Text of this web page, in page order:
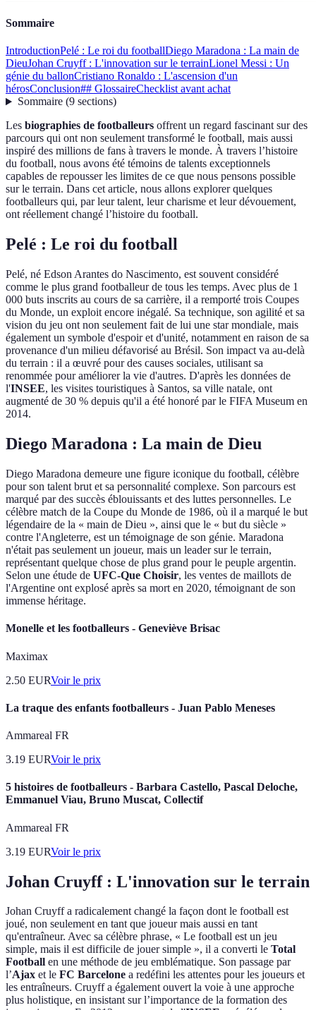
Sommaire
IntroductionPelé : Le roi du footballDiego Maradona : La main de
DieuJohan Cruyff : L'innovation sur le terrainLionel Messi : Un
génie du ballonCristiano Ronaldo : L'ascension d'un
hérosConclusion## GlossaireChecklist avant achat
Sommaire(9 sections)
Les biographies de footballeurs offrent un regard fascinant sur des
parcours qui ont non seulement transformé le football, mais aussi
inspiré des millions de fans à travers le monde. À travers l’histoire
du football, nous avons été témoins de talents exceptionnels
capables de repousser les limites de ce que nous pensons possible
sur le terrain. Dans cet article, nous allons explorer quelques
footballeurs qui, par leur talent, leur charisme et leur dévouement,
ont réellement changé l’histoire du football.
Pelé : Le roi du football
Pelé, né Edson Arantes do Nascimento, est souvent considéré
comme le plus grand footballeur de tous les temps. Avec plus de 1
000 buts inscrits au cours de sa carrière, il a remporté trois Coupes
du Monde, un exploit encore inégalé. Sa technique, son agilité et sa
vision du jeu ont non seulement fait de lui une star mondiale, mais
également un symbole d'espoir et d'unité, notamment en raison de sa
provenance d'un milieu défavorisé au Brésil. Son impact va au-delà
du terrain : il a œuvré pour des causes sociales, utilisant sa
renommée pour améliorer la vie d'autres. D'après les données de
l'INSEE, les visites touristiques à Santos, sa ville natale, ont
augmenté de 30 % depuis qu'il a été honoré par le FIFA Museum en
2014.
Diego Maradona : La main de Dieu
Diego Maradona demeure une figure iconique du football, célèbre
pour son talent brut et sa personnalité complexe. Son parcours est
marqué par des succès éblouissants et des luttes personnelles. Le
célèbre match de la Coupe du Monde de 1986, où il a marqué le but
légendaire de la « main de Dieu », ainsi que le « but du siècle »
contre l'Angleterre, est un témoignage de son génie. Maradona
n'était pas seulement un joueur, mais un leader sur le terrain,
représentant quelque chose de plus grand pour le peuple argentin.
Selon une étude de UFC-Que Choisir, les ventes de maillots de
l'Argentine ont explosé après sa mort en 2020, témoignant de son
immense héritage.
Monelle et les footballeurs - Geneviève Brisac
Maximax
2.50 EURVoir le prix
La traque des enfants footballeurs - Juan Pablo Meneses
Ammareal FR
3.19 EURVoir le prix
5 histoires de footballeurs - Barbara Castello, Pascal Deloche,
Emmanuel Viau, Bruno Muscat, Collectif
Ammareal FR
3.19 EURVoir le prix
Johan Cruyff : L'innovation sur le terrain
Johan Cruyff a radicalement changé la façon dont le football est
joué, non seulement en tant que joueur mais aussi en tant
qu'entraîneur. Avec sa célèbre phrase, « Le football est un jeu
simple, mais il est difficile de jouer simple », il a converti le Total
Football en une méthode de jeu emblématique. Son passage par
l’Ajax et le FC Barcelone a redéfini les attentes pour les joueurs et
les entraîneurs. Cruyff a également ouvert la voie à une approche
plus holistique, en insistant sur l’importance de la formation des